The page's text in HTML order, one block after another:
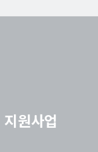
지원사업